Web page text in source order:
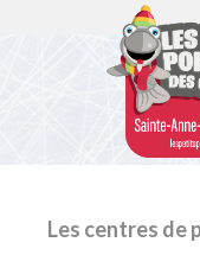
Les centres de